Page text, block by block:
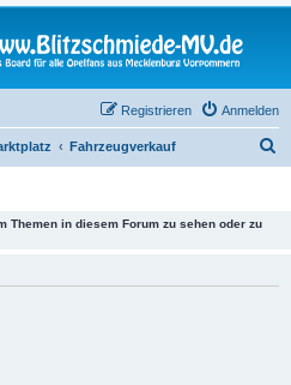
Anmelden
Registrieren
Fahrzeugverkauf
Themen in diesem Forum zu sehen oder zu